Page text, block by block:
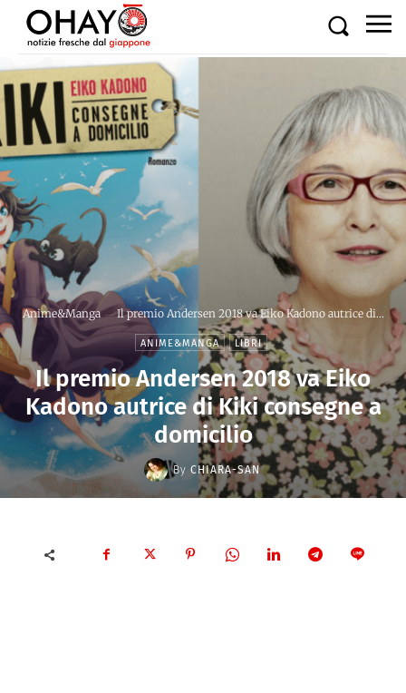
Anime&Manga Il premio Andersen 2018 va Eiko Kadono autrice di...
ANIME&MANGA LIBRI
Il premio Andersen 2018 va Eiko
Kadono autrice di Kiki consegne a
domicilio
By CHIARA-SAN